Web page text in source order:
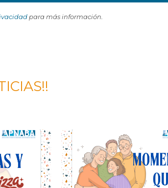
para más información.